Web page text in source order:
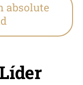
absolute